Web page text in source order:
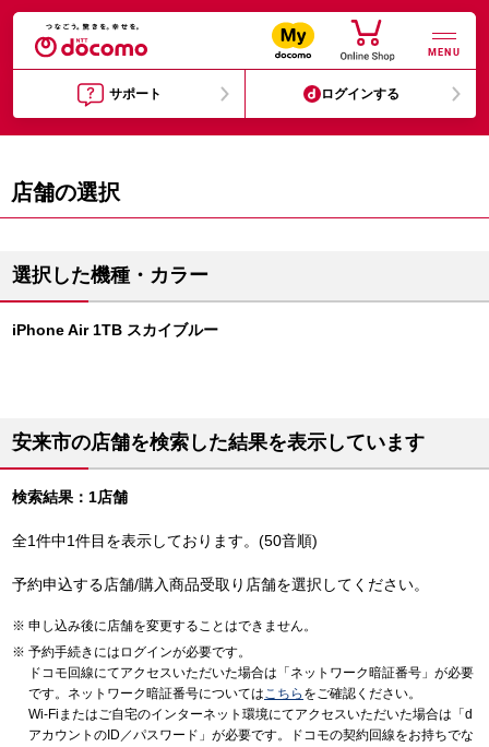
MENU
サポート ログインする
店舗の選択
選択した機種・カラー
iPhone Air 1TB スカイブルー
安来市の店舗を検索した結果を表示しています
検索結果：1店舗
全1件中1件目を表示しております。(50音順)
予約申込する店舗/購入商品受取り店舗を選択してください。
申し込み後に店舗を変更することはできません。
予約手続きにはログインが必要です。
ドコモ回線にてアクセスいただいた場合は「ネットワーク暗証番号」が必要
です。ネットワーク暗証番号についてはこちら をご確認ください。
Wi-Fiまたはご自宅のインターネット環境にてアクセスいただいた場合は「d
アカウントのID／パスワード」が必要です。ドコモの契約回線をお持ちでな